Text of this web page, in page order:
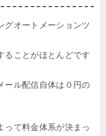
グオートメーションツ
ることがほとんどです
ール配信自体は０円の
って料金体系が決まっ